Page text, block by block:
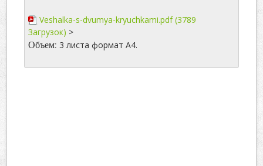
Veshalka-s-dvumya-kryuchkami.pdf (3789
Загрузок) >
Объем: 3 листа формат А4.